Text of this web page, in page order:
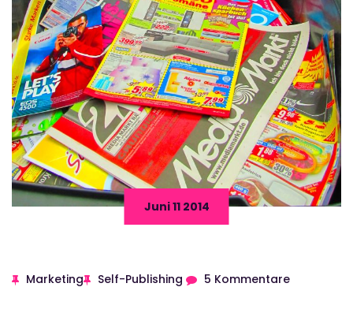
Juni 11 2014
Marketing Self-Publishing 5 Kommentare